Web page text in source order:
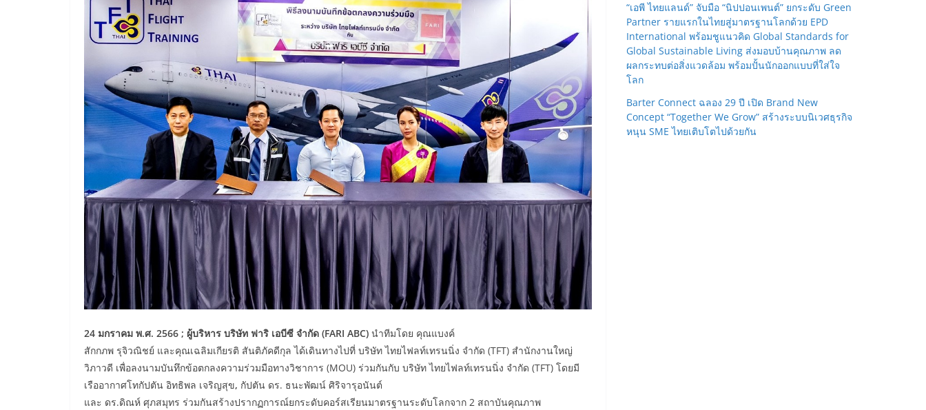
24 มกราคม พ.ศ. 2566 ; ผู้บริหาร บริษัท ฟาริ เอบีซี จำกัด (FARI ABC) นำทีมโดย คุณแบงค์
สักกภพ รุจิวณิชย์ และคุณเฉลิมเกียรติ สันติภัคดีกุล ได้เดินทางไปที่ บริษัท ไทยไฟลท์เทรนนิ่ง จำกัด (TFT) สำนักงานใหญ่
วิภาวดี เพื่อลงนามบันทึกข้อตกลงความร่วมมือทางวิชาการ (MOU) ร่วมกันกับ บริษัท ไทยไฟลท์เทรนนิ่ง จำกัด (TFT) โดยมี
เรืออากาศโทกัปตัน อิทธิพล เจริญสุข, กัปตัน ดร. ธนะพัฒน์ ศิริจารุอนันต์
และ ดร.ดิณห์ ศุภสมุทร ร่วมกันสร้างปรากฏการณ์ยกระดับคอร์สเรียนมาตรฐานระดับโลกจาก 2 สถาบันคุณภาพ
“เอพี ไทยแลนด์” จับมือ “นิปปอนเพนต์” ยกระดับ Green
Partner รายแรกในไทยสู่มาตรฐานโลกด้วย EPD
International พร้อมชูแนวคิด Global Standards for
Global Sustainable Living ส่งมอบบ้านคุณภาพ ลด
ผลกระทบต่อสิ่งแวดล้อม พร้อมปั้นนักออกแบบที่ใส่ใจ
โลก
Barter Connect ฉลอง 29 ปี เปิด Brand New
Concept “Together We Grow” สร้างระบบนิเวศธุรกิจ
หนุน SME ไทยเติบโตไปด้วยกัน